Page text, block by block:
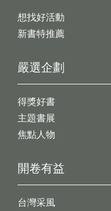
想找好活動
新書特推薦
開卷有益
台灣采風
嚴選企劃
得獎好書
主題書展
焦點人物